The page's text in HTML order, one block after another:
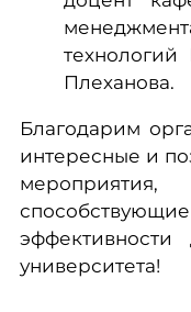
Плеханова.
Благодарим
интересные и
мероприятия,
эффективности
университета!